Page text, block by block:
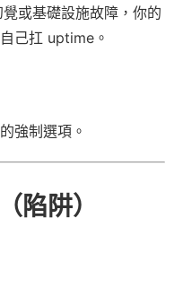
或基礎設施故障，你的
己扛 uptime。
強制選項。
陷阱）